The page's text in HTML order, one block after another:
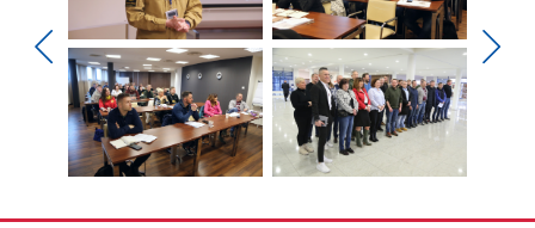
Pokaż
poprzednie
zdjęcia
Pokaż
zdjęcie
1
z
galerii.
Pokaż
zdjęcie
2
z
galerii.
zdjęcie
zdjęcie